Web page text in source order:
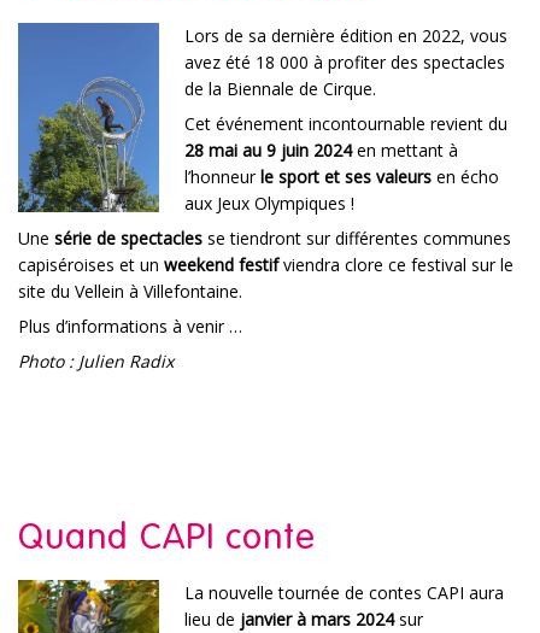
Lors de sa dernière édition en 2022, vous
avez été 18 000 à profiter des spectacles
de la Biennale de Cirque.
Cet événement incontournable revient du
28 mai au 9 juin 2024en mettant à
l’honneurle sport et ses valeurs en écho
aux Jeux Olympiques !
Une série de spectacles se tiendront sur différentes communes
capiséroises et un weekend festifviendra clore ce festival sur le
site du Vellein à Villefontaine.
Plus d’informations à venir …
Photo : Julien Radix
Quand CAPI conte
La nouvelle tournée de contes CAPI aura
lieu de janvier à mars 2024sur